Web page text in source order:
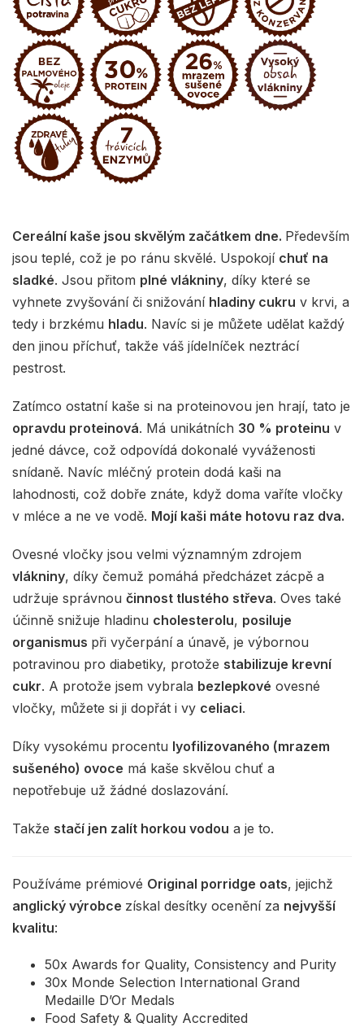
Cereální kaše jsou skvělým začátkem dne. Především
jsou teplé, což je po ránu skvělé. Uspokojí chuť na
sladké. Jsou přitom plné vlákniny, díky které se
vyhnete zvyšování či snižování hladiny cukru v krvi, a
tedy i brzkému hladu. Navíc si je můžete udělat každý
den jinou příchuť, takže váš jídelníček neztrácí
pestrost.
Zatímco ostatní kaše si na proteinovou jen hrají, tato je
opravdu proteinová. Má unikátních 30 % proteinu v
jedné dávce, což odpovídá dokonalé vyváženosti
snídaně. Navíc mléčný protein dodá kaši na
lahodnosti, což dobře znáte, když doma vaříte vločky
v mléce a ne ve vodě. Mojí kaši máte hotovu raz dva.
Ovesné vločky jsou velmi významným zdrojem
vlákniny, díky čemuž pomáhá předcházet zácpě a
udržuje správnou činnost tlustého střeva. Oves také
účinně snižuje hladinu cholesterolu, posiluje
organismus při vyčerpání a únavě, je výbornou
potravinou pro diabetiky, protože stabilizuje krevní
cukr. A protože jsem vybrala bezlepkové ovesné
vločky, můžete si ji dopřát i vy celiaci.
Díky vysokému procentu lyofilizovaného (mrazem
sušeného) ovoce má kaše skvělou chuť a
nepotřebuje už žádné doslazování.
Takže stačí jen zalít horkou vodou a je to.
Používáme prémiové Original porridge oats, jejichž
anglický výrobce získal desítky ocenění za nejvyšší
kvalitu:
50x Awards for Quality, Consistency and Purity
30x Monde Selection International Grand
Medaille D’Or Medals
Food Safety & Quality Accredited